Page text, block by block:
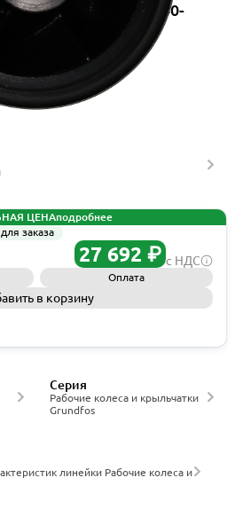
Spare, Impeller 40-
ЦЕНАподробнее
заказа
27 692 ₽ с НДС
Оплата
в корзину
Рабочие колеса и крыльчатки
Grundfos
Серия
линейки Рабочие колеса и